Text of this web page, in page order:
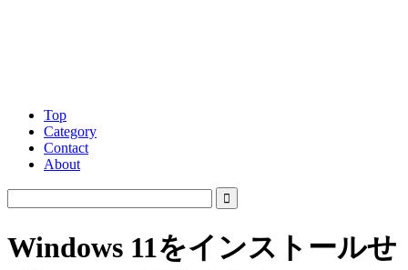
Top
Category
Contact
About
Windows 11をインストールせ